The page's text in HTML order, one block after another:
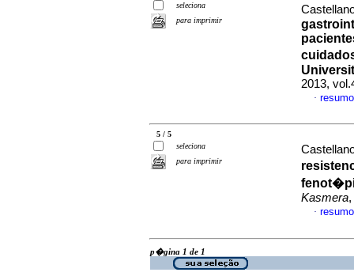
seleciona
para imprimir
2013,
·
5 / 5
seleciona
para imprimir
Kasmera
·
p�gina 1 de 1